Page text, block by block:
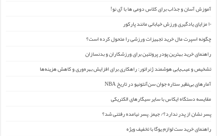
آموزش آسان و جذاب برای کلاس دومی ها با آی نو!
۱۰ مزایای یادگیری ورزش خیابانی مانند پارکور
چگونه اسپرت مال خرید تجهیزات ورزشی را متحول کرده است؟
راهنمای خرید بهترین پودر پروتئین برای ورزشکاران و بدنسازان
تشخیص و عیب‌یابی هوشمند ژنراتور: راهکاری برای افزایش بهره‌وری و کاهش هزینه‌ها
آمارهای بی‌نظیر ستاره جوان سن‌آنتونیو در تاریخ NBA
مقایسه دستگاه ایکاس با سایر سیگارهای الکتریکی
پسر نشان از پدر ندارد؟/ جیمز ِ پسر نیامده رفتنی شد؟
راهنمای خرید ست لوازم یوگا با تخفیف ویژه